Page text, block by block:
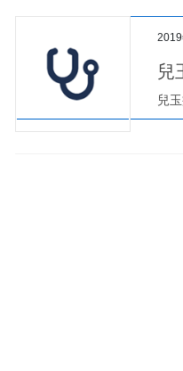
2019
兒
兒